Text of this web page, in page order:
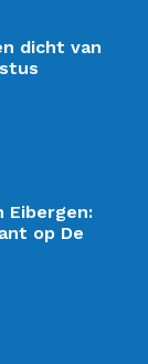
dicht van
Eibergen:
op De